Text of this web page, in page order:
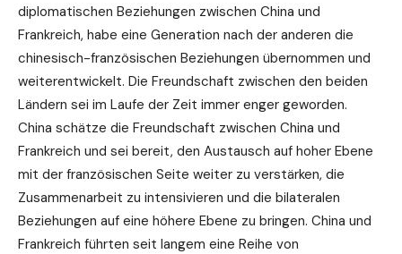
diplomatischen Beziehungen zwischen China und
Frankreich, habe eine Generation nach der anderen die
chinesisch-französischen Beziehungen übernommen und
weiterentwickelt. Die Freundschaft zwischen den beiden
Ländern sei im Laufe der Zeit immer enger geworden.
China schätze die Freundschaft zwischen China und
Frankreich und sei bereit, den Austausch auf hoher Ebene
mit der französischen Seite weiter zu verstärken, die
Zusammenarbeit zu intensivieren und die bilateralen
Beziehungen auf eine höhere Ebene zu bringen. China und
Frankreich führten seit langem eine Reihe von